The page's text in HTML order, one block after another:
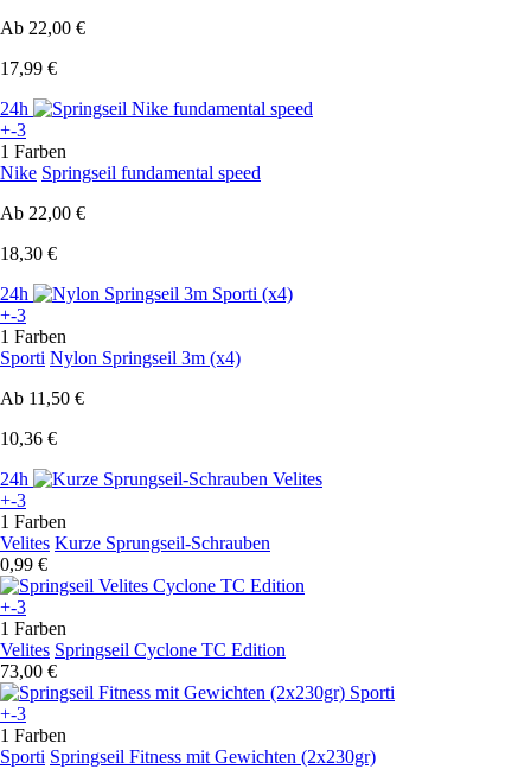
Ab 22,00 €
17,99 €
24h
+-3
1 Farben
Nike Springseil fundamental speed
Ab 22,00 €
18,30 €
24h
+-3
1 Farben
Sporti Nylon Springseil 3m (x4)
Ab 11,50 €
10,36 €
24h
+-3
1 Farben
Velites Kurze Sprungseil-Schrauben
0,99 €
+-3
1 Farben
Velites Springseil Cyclone TC Edition
73,00 €
+-3
1 Farben
Sporti Springseil Fitness mit Gewichten (2x230gr)